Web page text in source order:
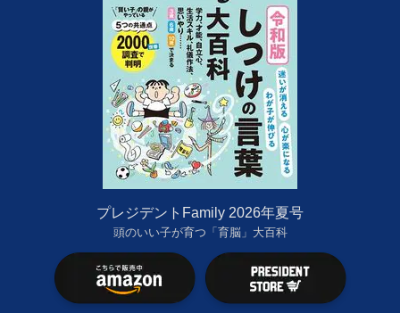
プレジデントFamily 2026年夏号
頭のいい子が育つ「育脳」大百科